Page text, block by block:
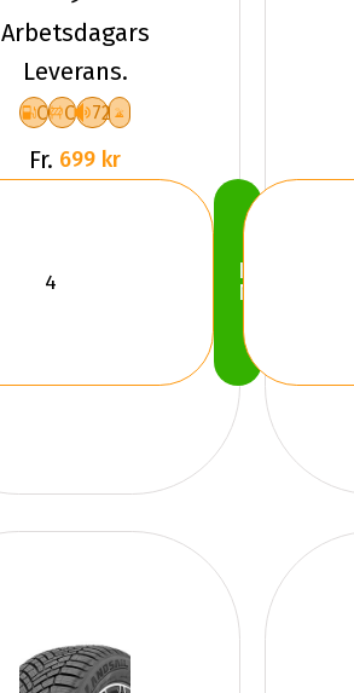
SEASON
XL
Arbetsdagars
Leverans.
C C 72
Fr. 699 kr
Köp
Nu